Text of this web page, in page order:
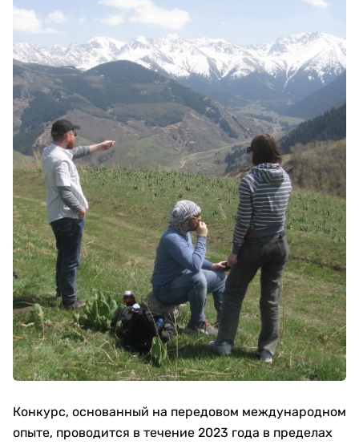
Конкурс, основанный на передовом международном
опыте, проводится в течение 2023 года в пределах